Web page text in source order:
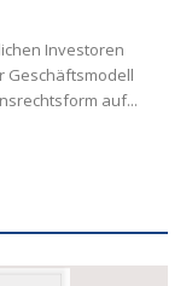
Investoren
Geschäftsmodell
auf...